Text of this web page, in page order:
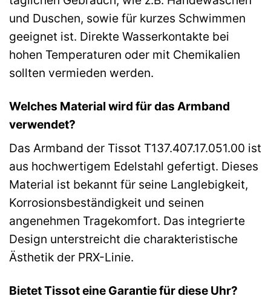
und Duschen, sowie für kurzes Schwimmen
geeignet ist. Direkte Wasserkontakte bei
hohen Temperaturen oder mit Chemikalien
sollten vermieden werden.
Welches Material wird für das Armband
verwendet?
Das Armband der Tissot T137.407.17.051.00 ist
aus hochwertigem Edelstahl gefertigt. Dieses
Material ist bekannt für seine Langlebigkeit,
Korrosionsbeständigkeit und seinen
angenehmen Tragekomfort. Das integrierte
Design unterstreicht die charakteristische
Ästhetik der PRX-Linie.
Bietet Tissot eine Garantie für diese Uhr?